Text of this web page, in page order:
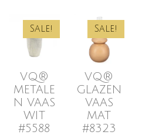
Sale!
VQ®
METALE
N VAAS
WIT
#5588
Sale!
VQ®
GLAZEN
VAAS
MAT
#8323